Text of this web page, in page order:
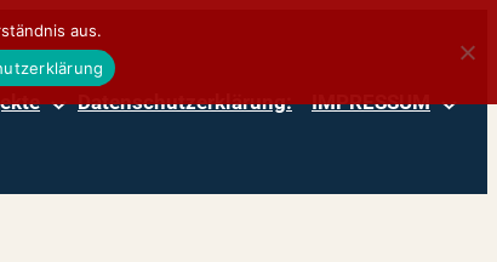
Datenschutzerklärung: IMPRESSUM
aus.